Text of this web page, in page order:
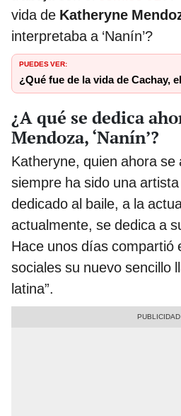
vida de Katheryne
interpretaba a ‘Nanín’?
PUEDES VER:
¿Qué fue de la vida de Cachay,
¿A qué se dedica
Mendoza, ‘Nanín’?
Katheryne, quien ahora se
siempre ha sido una
dedicado al baile, a la
actualmente, se dedica a
Hace unos días compartió
sociales su nuevo sencillo
latina”.